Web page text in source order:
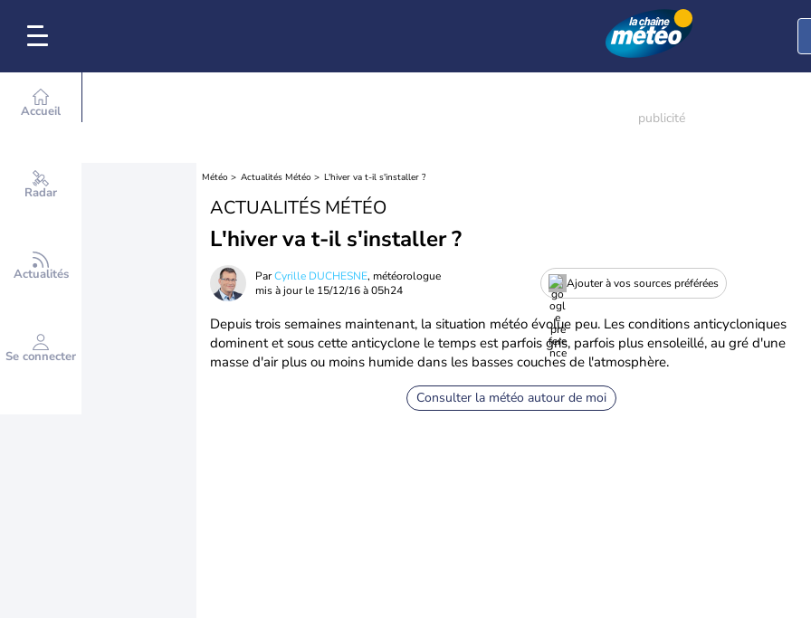
Accueil
Radar
Actualités
Se connecter
Météo Actualités Météo L'hiver va t-il s'installer ?
ACTUALITÉS MÉTÉO
L'hiver va t-il s'installer ?
ParCyrille DUCHESNE, météorologue
mis à jour le 15/12/16 à 05h24
Ajouter à vos sources préférées
Depuis trois semaines maintenant, la situation météo évolue peu. Les conditions anticycloniques
dominent et sous cette anticyclone le temps est parfois gris, parfois plus ensoleillé, au gré d'une
masse d'air plus ou moins humide dans les basses couches de l'atmosphère.
Consulter la météo autour de moi